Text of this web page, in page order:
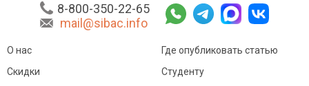
8-800-350-22-65
mail@sibac.info
О нас
Скидки
Где опубликовать статью
Студенту